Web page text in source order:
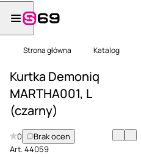
Strona główna Katalog
Kurtka Demoniq
MARTHA001, L
(czarny)
0
Brak ocen
Art.44059